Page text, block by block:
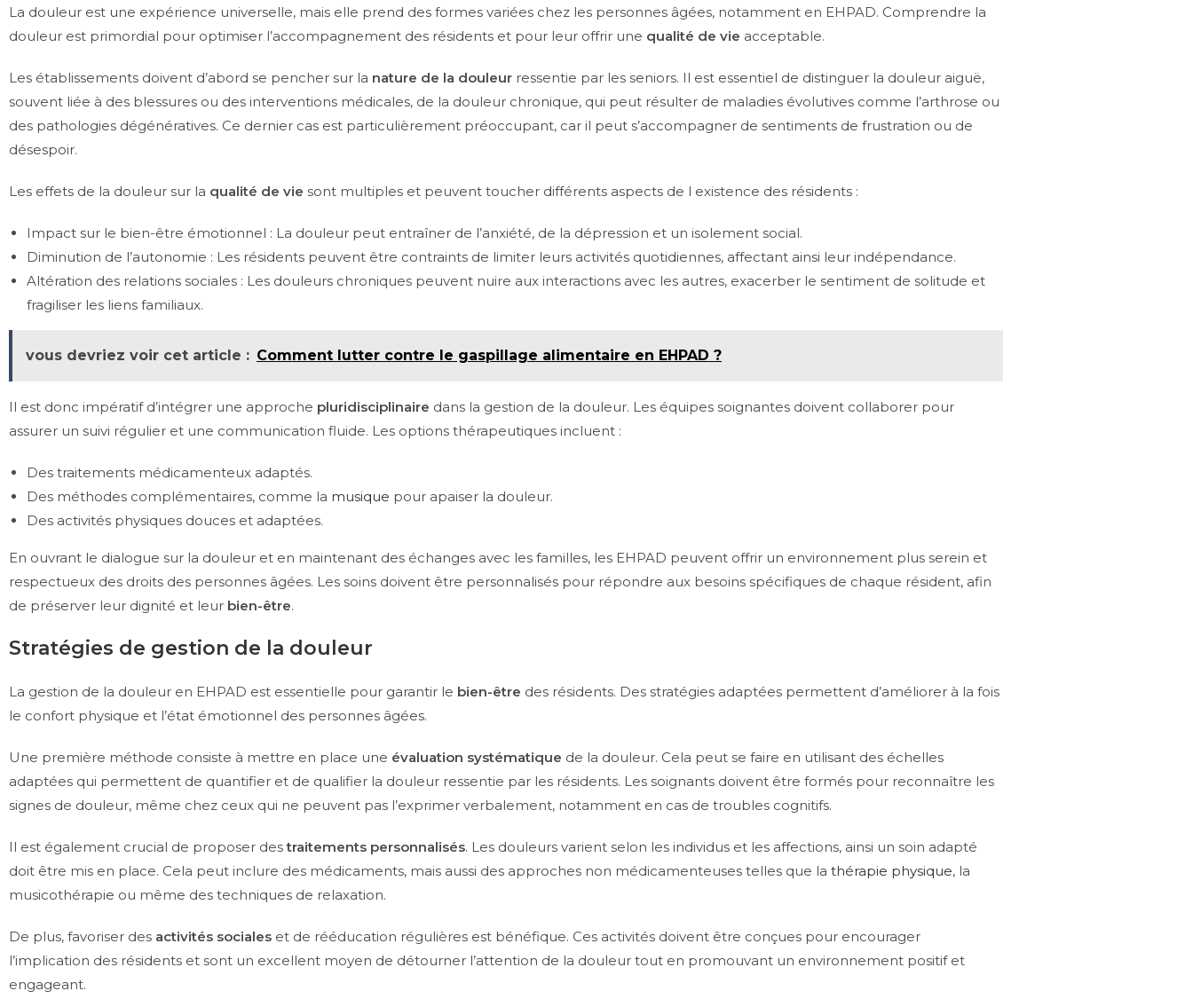
La douleur est une expérience universelle, mais elle prend des formes variées chez les personnes âgées, notamment en EHPAD. Comprendre la
douleur est primordial pour optimiser l’accompagnement des résidents et pour leur offrir une qualité de vie acceptable.
Les établissements doivent d’abord se pencher sur la nature de la douleur ressentie par les seniors. Il est essentiel de distinguer la douleur aiguë,
souvent liée à des blessures ou des interventions médicales, de la douleur chronique, qui peut résulter de maladies évolutives comme l’arthrose ou
des pathologies dégénératives. Ce dernier cas est particulièrement préoccupant, car il peut s’accompagner de sentiments de frustration ou de
désespoir.
Les effets de la douleur sur la qualité de vie sont multiples et peuvent toucher différents aspects de l existence des résidents :
Impact sur le bien-être émotionnel : La douleur peut entraîner de l’anxiété, de la dépression et un isolement social.
Diminution de l’autonomie : Les résidents peuvent être contraints de limiter leurs activités quotidiennes, affectant ainsi leur indépendance.
Altération des relations sociales : Les douleurs chroniques peuvent nuire aux interactions avec les autres, exacerber le sentiment de solitude et
fragiliser les liens familiaux.
vous devriez voir cet article : Comment lutter contre le gaspillage alimentaire en EHPAD ?
Il est donc impératif d’intégrer une approche pluridisciplinaire dans la gestion de la douleur. Les équipes soignantes doivent collaborer pour
assurer un suivi régulier et une communication fluide. Les options thérapeutiques incluent :
Des traitements médicamenteux adaptés.
Des méthodes complémentaires, comme la musique pour apaiser la douleur.
Des activités physiques douces et adaptées.
En ouvrant le dialogue sur la douleur et en maintenant des échanges avec les familles, les EHPAD peuvent offrir un environnement plus serein et
respectueux des droits des personnes âgées. Les soins doivent être personnalisés pour répondre aux besoins spécifiques de chaque résident, afin
de préserver leur dignité et leur bien-être.
Stratégies de gestion de la douleur
La gestion de la douleur en EHPAD est essentielle pour garantir le bien-être des résidents. Des stratégies adaptées permettent d’améliorer à la fois
le confort physique et l’état émotionnel des personnes âgées.
Une première méthode consiste à mettre en place une évaluation systématique de la douleur. Cela peut se faire en utilisant des échelles
adaptées qui permettent de quantifier et de qualifier la douleur ressentie par les résidents. Les soignants doivent être formés pour reconnaître les
signes de douleur, même chez ceux qui ne peuvent pas l’exprimer verbalement, notamment en cas de troubles cognitifs.
Il est également crucial de proposer destraitements personnalisés. Les douleurs varient selon les individus et les affections, ainsi un soin adapté
doit être mis en place. Cela peut inclure des médicaments, mais aussi des approches non médicamenteuses telles que la thérapie physique, la
musicothérapie ou même des techniques de relaxation.
De plus, favoriser des activités sociales et de rééducation régulières est bénéfique. Ces activités doivent être conçues pour encourager
l’implication des résidents et sont un excellent moyen de détourner l’attention de la douleur tout en promouvant un environnement positif et
engageant.